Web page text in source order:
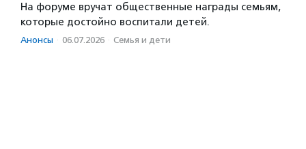
На форуме вручат общественные награды семьям,
которые достойно воспитали детей.
Анонсы · 06.07.2026 · Семья и дети